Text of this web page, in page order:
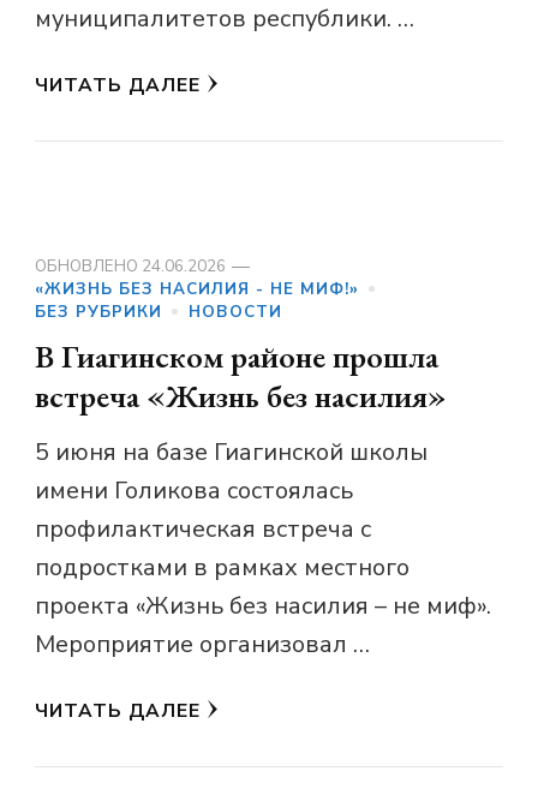
муниципалитетов республики. …
ЧИТАТЬ ДАЛЕЕ
ОБНОВЛЕНО 24.06.2026
«ЖИЗНЬ БЕЗ НАСИЛИЯ - НЕ МИФ!»
БЕЗ РУБРИКИ
НОВОСТИ
В Гиагинском районе прошла
встреча «Жизнь без насилия»
5 июня на базе Гиагинской школы
имени Голикова состоялась
профилактическая встреча с
подростками в рамках местного
проекта «Жизнь без насилия – не миф».
Мероприятие организовал …
ЧИТАТЬ ДАЛЕЕ